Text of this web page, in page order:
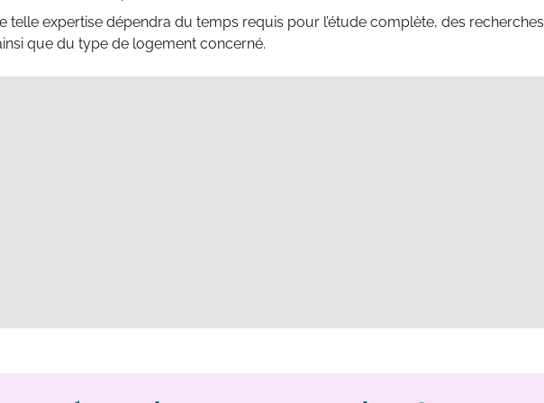
telle expertise dépendra du temps requis pour l’étude complète, des recherches
que du type de logement concerné.